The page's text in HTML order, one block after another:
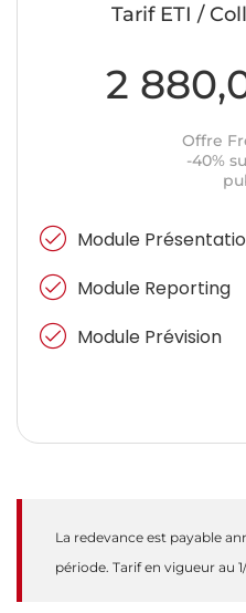
Tarif ETI /
2
Offre
-40%
Module
Module Reporting
Module Prévision
La redevance est payable
période. Tarif en vigueur au